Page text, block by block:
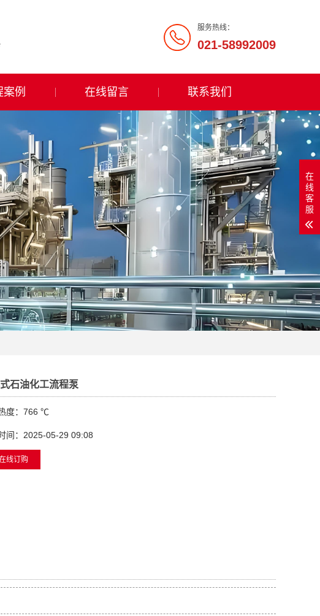
服务热线：
021-58992009
案例 在线留言 联系我们
石油化工流程泵
度： 766 ℃
间：2025-05-29 09:08
线订购
在
线
客
服